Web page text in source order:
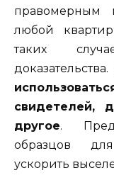
правомерным
любой
таких
доказательства.
свидетелей,
другое.
образцов
ускорить